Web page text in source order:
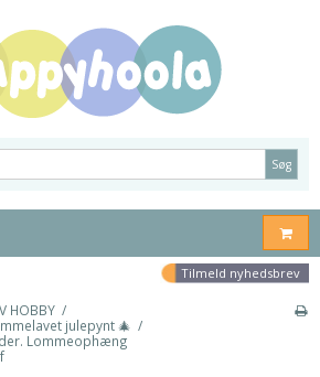
Søg
Tilmeld nyhedsbrev
HOBBY /
julepynt 🎄 /
Lommeophæng